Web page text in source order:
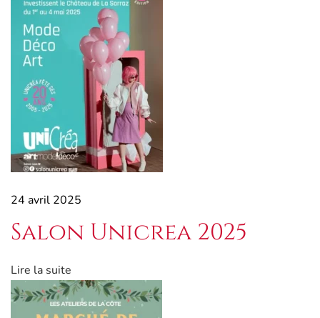
0
2
6
24 avril 2025
Salon Unicrea 2025
Lire la suite